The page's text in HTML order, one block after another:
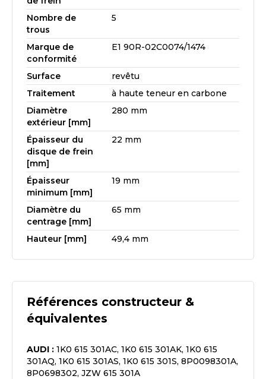
Nombre de
trous
5
Marque de
conformité
E1 90R-02C0074/1474
Surface
revêtu
Traitement
à haute teneur en carbone
Diamètre
extérieur [mm]
280 mm
Épaisseur du
disque de frein
[mm]
22 mm
Épaisseur
minimum [mm]
19 mm
Diamètre du
centrage [mm]
65 mm
Hauteur [mm] 49,4 mm
Références constructeur &
équivalentes
AUDI : 1K0 615 301AC, 1K0 615 301AK, 1K0 615
301AQ, 1K0 615 301AS, 1K0 615 301S, 8P0098301A,
8P0698302, JZW 615 301A